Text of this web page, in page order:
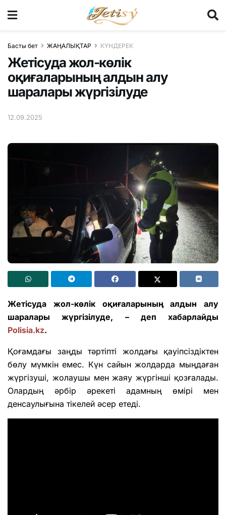
Басты бет ЖАҢАЛЫҚТАР КҮНДЕРЕК
Жетісуда жол-көлік
оқиғаларының алдын алу
шаралары жүргізілуде
12.09.2025
Жетісуда жол-көлік оқиғаларының алдын алу
шаралары жүргізілуде, – деп хабарлайды
Polisia.kz.
Қоғамдағы заңды тәртіпті жолдағы қауіпсіздіктен
бөлу мүмкін емес. Күн сайын жолдарда мыңдаған
жүргізуші, жолаушы мен жаяу жүргінші қозғалады.
Олардың әрбір әрекеті адамның өмірі мен
денсаулығына тікелей әсер етеді.